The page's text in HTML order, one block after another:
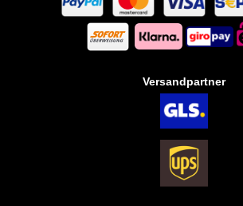
Versandpartner